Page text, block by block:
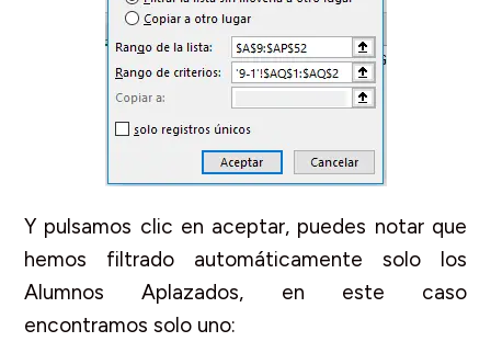
Y pulsamos clic en aceptar, puedes notar que
hemos filtrado automáticamente solo los
Alumnos Aplazados, en este caso
encontramos solo uno: